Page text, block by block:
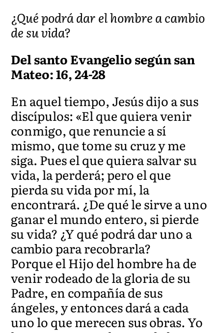
¿Qué podrá dar el hombre a cambio
de su vida?
Del santo Evangelio según san
Mateo: 16, 24-28
En aquel tiempo, Jesús dijo a sus
discípulos: «El que quiera venir
conmigo, que renuncie a sí
mismo, que tome su cruz y me
siga. Pues el que quiera salvar su
vida, la perderá; pero el que
pierda su vida por mí, la
encontrará. ¿De qué le sirve a uno
ganar el mundo entero, si pierde
su vida? ¿Y qué podrá dar uno a
cambio para recobrarla?
Porque el Hijo del hombre ha de
venir rodeado de la gloria de su
Padre, en compañía de sus
ángeles, y entonces dará a cada
uno lo que merecen sus obras. Yo